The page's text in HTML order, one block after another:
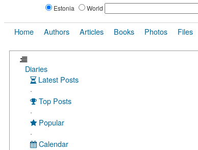
Estonia World
Home Authors Articles Books Photos Files
Diaries
Latest Posts
·
Top Posts
·
Popular
·
Calendar